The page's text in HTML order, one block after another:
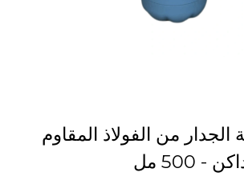
من الفولاذ المقاوم
500 مل